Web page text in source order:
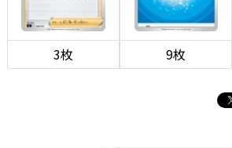
3枚 9枚